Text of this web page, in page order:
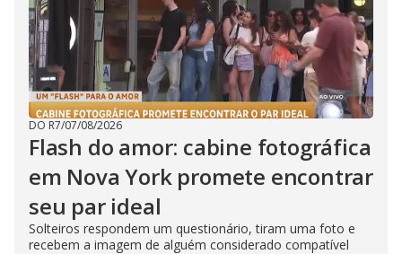
DO R7/07/08/2026
Flash do amor: cabine fotográfica
em Nova York promete encontrar
seu par ideal
Solteiros respondem um questionário, tiram uma foto e
recebem a imagem de alguém considerado compatível